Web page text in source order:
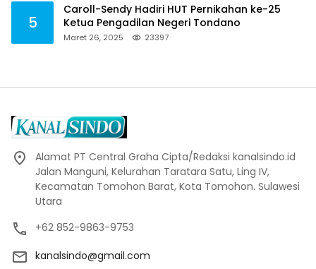
5
Caroll-Sendy Hadiri HUT Pernikahan ke-25
Ketua Pengadilan Negeri Tondano
Maret 26, 2025 23397
Alamat PT Central Graha Cipta/Redaksi kanalsindo.id
Jalan Manguni, Kelurahan Taratara Satu, Ling IV,
Kecamatan Tomohon Barat, Kota Tomohon. Sulawesi
Utara
+62 852-9863-9753
kanalsindo@gmail.com